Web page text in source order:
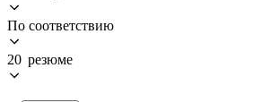
По соответствию
20 резюме